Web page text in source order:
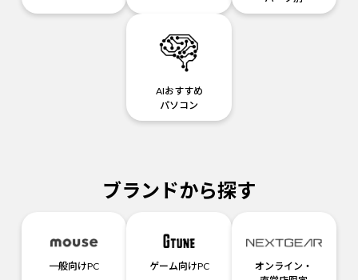
AIおすすめ
パソコン
ブランドから探す
一般向けPC ゲーム向けPC
オンライン・